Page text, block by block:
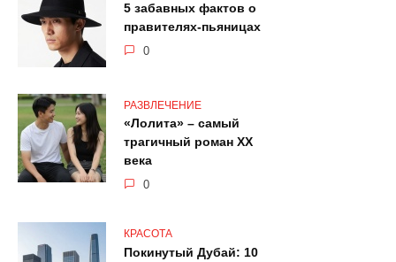
5 забавных фактов о
правителях-пьяницах
0
РАЗВЛЕЧЕНИЕ
«Лолита» – самый
трагичный роман XX
века
0
КРАСОТА
Покинутый Дубай: 10